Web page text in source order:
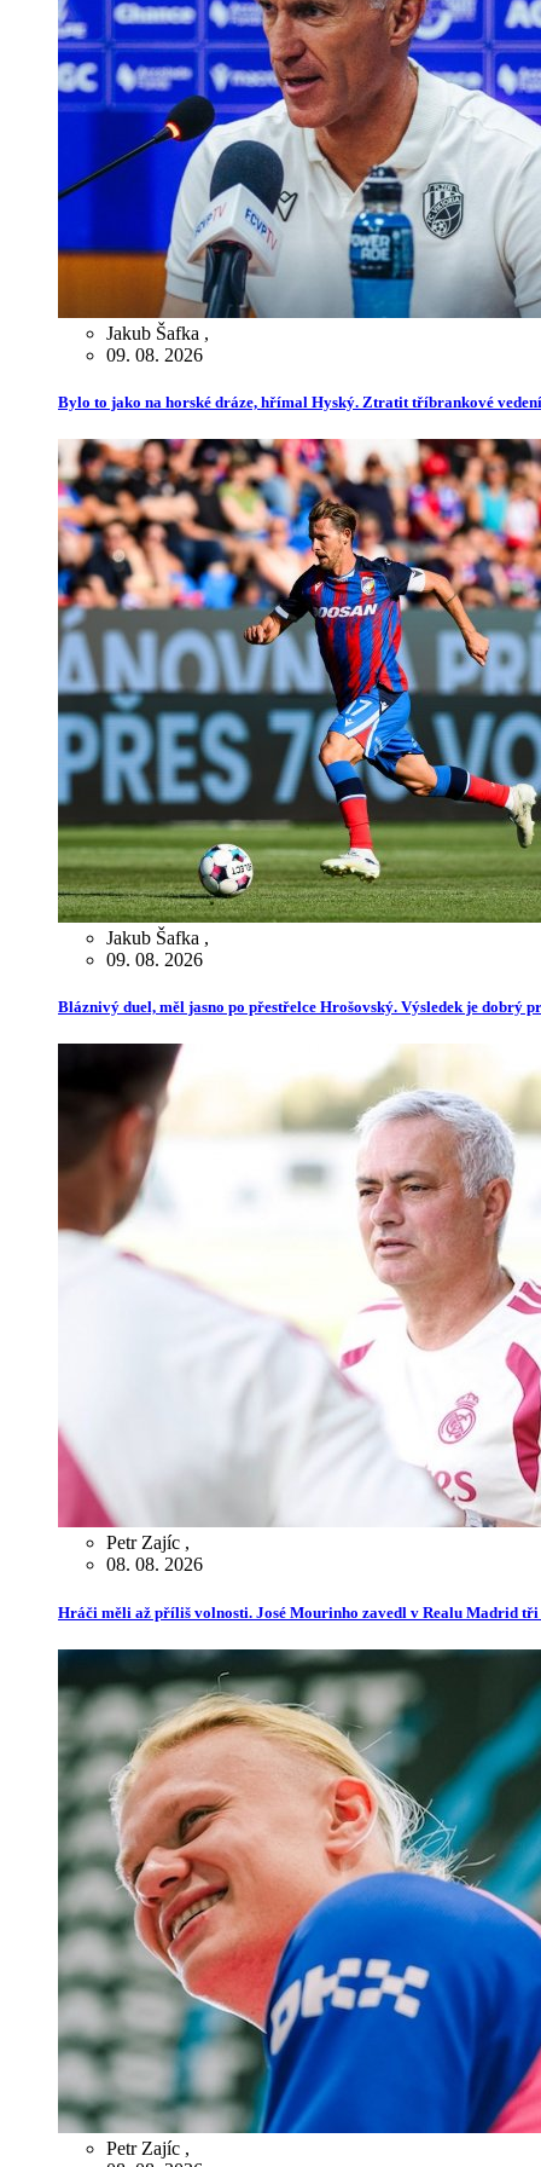
Jakub Šafka ,
09. 08. 2026
Bylo to jako na horské dráze, hřímal Hyský. Ztratit tříbrankové
Jakub Šafka ,
09. 08. 2026
Bláznivý duel, měl jasno po přestřelce Hrošovský. Výsledek je dobrý
Petr Zajíc ,
08. 08. 2026
Hráči měli až příliš volnosti. José Mourinho zavedl v Realu Madrid
Petr Zajíc ,